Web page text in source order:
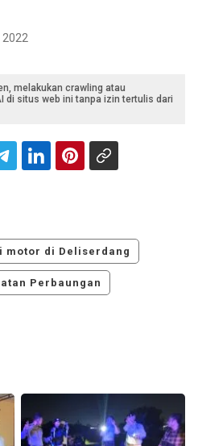
2022
melakukan crawling atau
di situs web ini tanpa izin tertulis dari
motor di Deliserdang
Perbaungan